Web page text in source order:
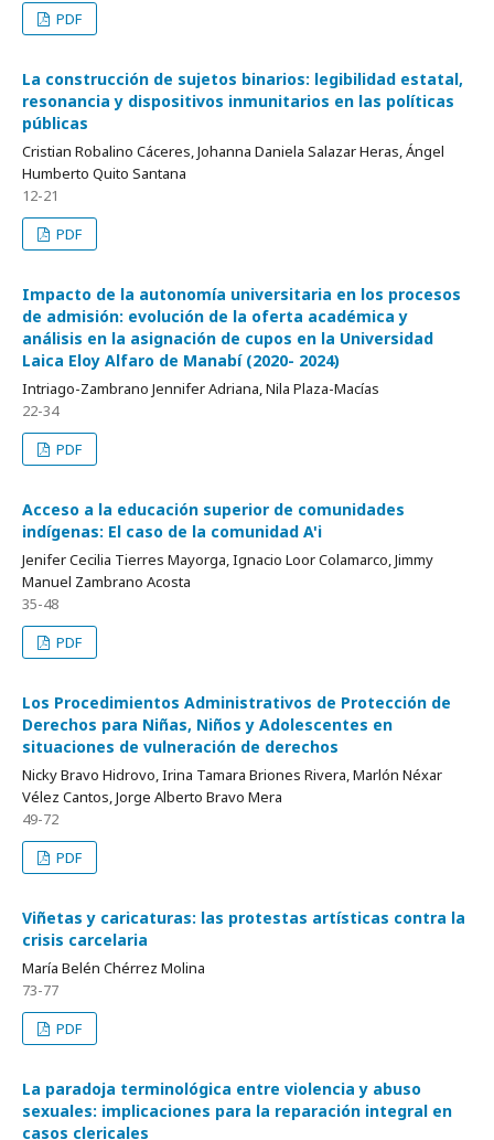
PDF
La construcción de sujetos binarios: legibilidad estatal,
resonancia y dispositivos inmunitarios en las políticas
públicas
Cristian Robalino Cáceres, Johanna Daniela Salazar Heras, Ángel
Humberto Quito Santana
12-21
PDF
Impacto de la autonomía universitaria en los procesos
de admisión: evolución de la oferta académica y
análisis en la asignación de cupos en la Universidad
Laica Eloy Alfaro de Manabí (2020- 2024)
Intriago-Zambrano Jennifer Adriana, Nila Plaza-Macías
22-34
PDF
Acceso a la educación superior de comunidades
indígenas: El caso de la comunidad A'i
Jenifer Cecilia Tierres Mayorga, Ignacio Loor Colamarco, Jimmy
Manuel Zambrano Acosta
35-48
PDF
Los Procedimientos Administrativos de Protección de
Derechos para Niñas, Niños y Adolescentes en
situaciones de vulneración de derechos
Nicky Bravo Hidrovo, Irina Tamara Briones Rivera, Marlón Néxar
Vélez Cantos, Jorge Alberto Bravo Mera
49-72
PDF
Viñetas y caricaturas: las protestas artísticas contra la
crisis carcelaria
María Belén Chérrez Molina
73-77
PDF
La paradoja terminológica entre violencia y abuso
sexuales: implicaciones para la reparación integral en
casos clericales